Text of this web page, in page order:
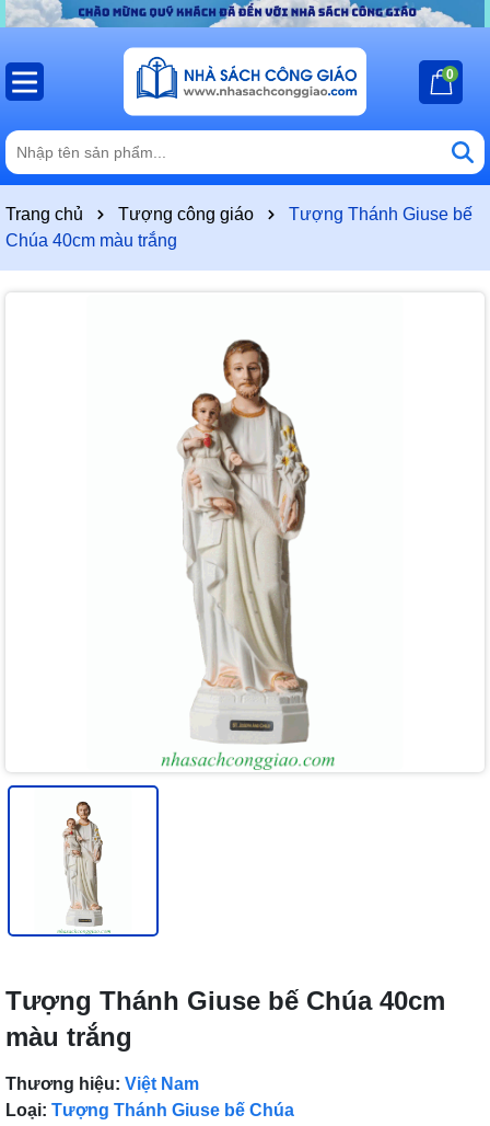
0
Trang chủ Tượng công giáo
Tượng Thánh Giuse bế
Chúa 40cm màu trắng
Tượng Thánh Giuse bế Chúa 40cm
màu trắng
Thương hiệu: Việt Nam
Loại: Tượng Thánh Giuse bế Chúa